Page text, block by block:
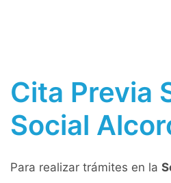
Cita Previa
Social
Para realizar trámites en la